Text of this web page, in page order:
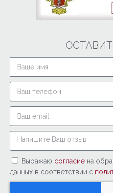
Выражаю согласие на
данных в соответствии с